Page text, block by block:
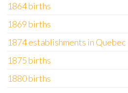
1864 births
1869 births
1874 establishments in Quebec
1875 births
1880 births